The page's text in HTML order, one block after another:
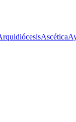
Ascética